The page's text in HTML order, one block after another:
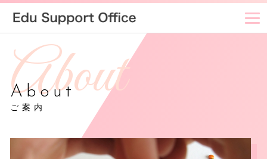
About
ご案内